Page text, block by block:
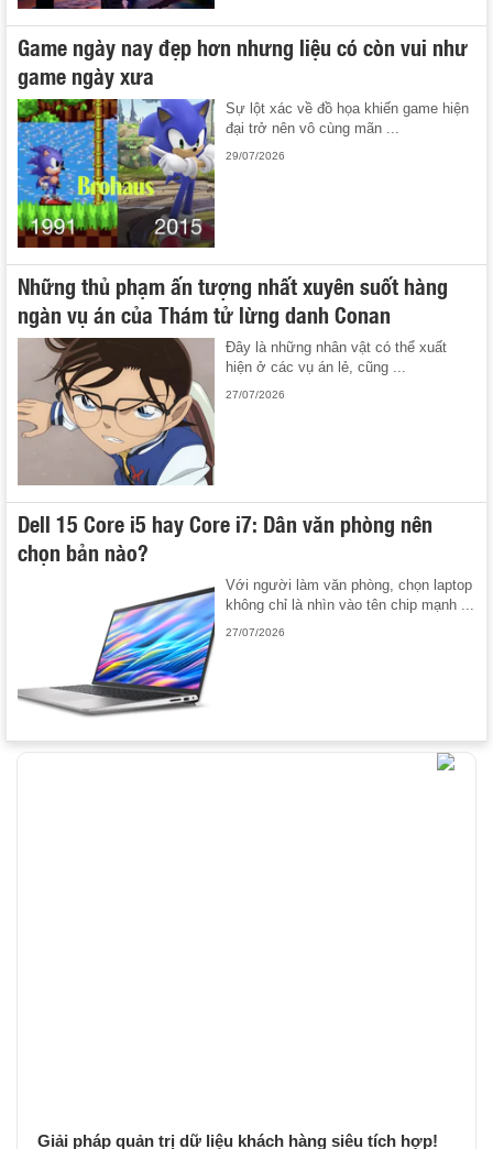
Game ngày nay đẹp hơn nhưng liệu có còn vui như
game ngày xưa
Sự lột xác về đồ họa khiến game hiện
đại trở nên vô cùng mãn ...
29/07/2026
Những thủ phạm ấn tượng nhất xuyên suốt hàng
ngàn vụ án của Thám tử lừng danh Conan
Đây là những nhân vật có thể xuất
hiện ở các vụ án lẻ, cũng ...
27/07/2026
Dell 15 Core i5 hay Core i7: Dân văn phòng nên
chọn bản nào?
Với người làm văn phòng, chọn laptop
không chỉ là nhìn vào tên chip mạnh ...
27/07/2026
Giải pháp quản trị dữ liệu khách hàng siêu tích hợp!